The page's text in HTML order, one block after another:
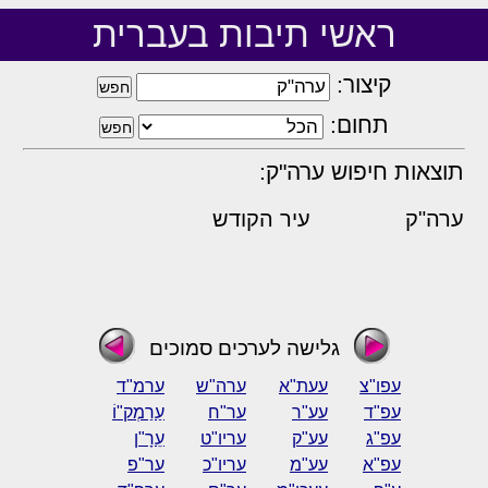
ראשי תיבות בעברית
קיצור:
תחום:
תוצאות חיפוש ערה"ק:
ערה"ק עיר הקודש
גלישה לערכים סמוכים
עפו"צ עעת"א ערה"ש
ערמ"ד
עפ"ד
עע"ר ער"ח
עַרַמְק"וֹ
עפ"ג
עע"ק עריו"ט
עֵרָ"ן
עפ"א
עע"מ עריו"כ
ער"פ